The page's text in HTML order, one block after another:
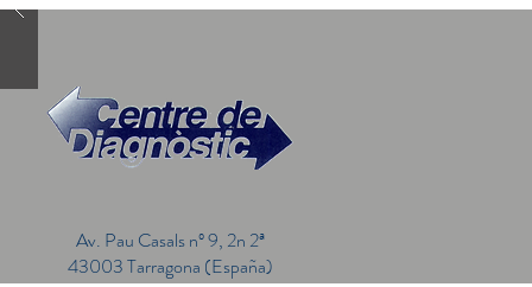
Av. Pau Casals nº 9, 2n 2ª
43003 Tarragona (España)